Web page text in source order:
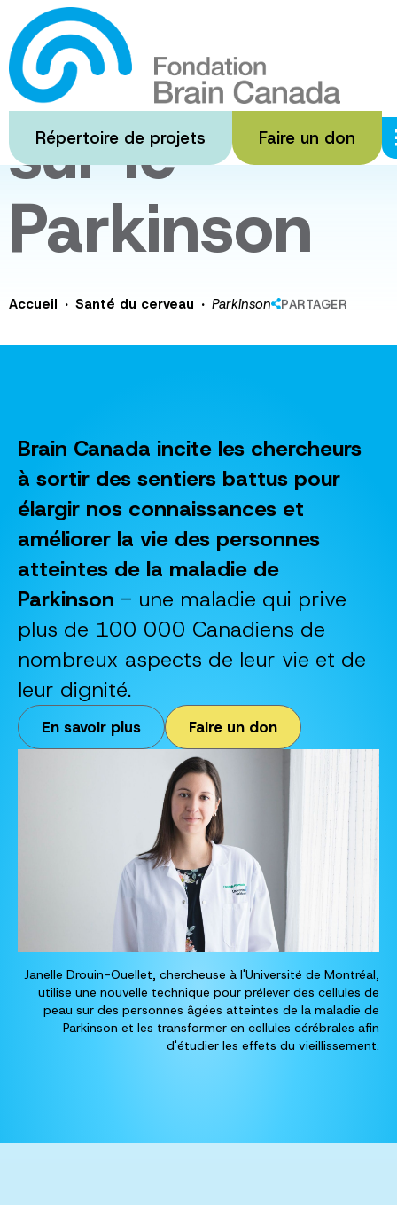
Passer
au
contenu
principal
Répertoire de projets Faire un don
Recherche
sur le
Parkinson
Accueil · Santé du cerveau · Parkinson PARTAGER
Brain Canada incite les chercheurs
à sortir des sentiers battus pour
élargir nos connaissances et
améliorer la vie des personnes
atteintes de la maladie de
Parkinson - une maladie qui prive
plus de 100 000 Canadiens de
nombreux aspects de leur vie et de
leur dignité.
En savoir plus Faire un don
Janelle Drouin-Ouellet, chercheuse à l'Université de Montréal,
utilise une nouvelle technique pour prélever des cellules de
peau sur des personnes âgées atteintes de la maladie de
Parkinson et les transformer en cellules cérébrales afin
d'étudier les effets du vieillissement.